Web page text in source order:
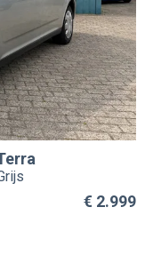
€ 2.999